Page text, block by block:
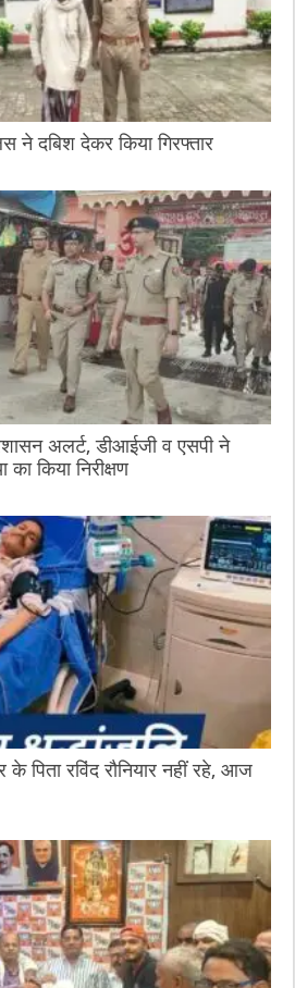
ने दबिश देकर किया गिरफ्तार
अलर्ट, डीआईजी व एसपी ने
का किया निरीक्षण
के पिता रविंद रौनियार नहीं रहे, आज